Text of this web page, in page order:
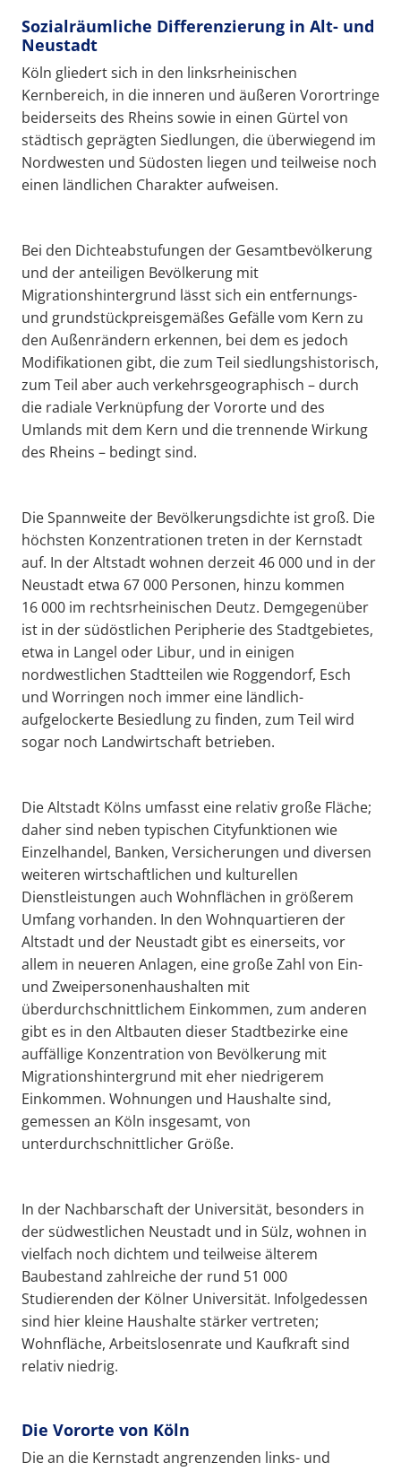
Sozialräumliche Differenzierung in Alt- und
Neustadt
Köln gliedert sich in den linksrheinischen
Kernbereich, in die inneren und äußeren Vorortringe
beiderseits des Rheins sowie in einen Gürtel von
städtisch geprägten Siedlungen, die überwiegend im
Nordwesten und Südosten liegen und teilweise noch
einen ländlichen Charakter aufweisen.
Bei den Dichteabstufungen der Gesamtbevölkerung
und der anteiligen Bevölkerung mit
Migrationshintergrund lässt sich ein entfernungs-
und grundstückpreisgemäßes Gefälle vom Kern zu
den Außenrändern erkennen, bei dem es jedoch
Modifikationen gibt, die zum Teil siedlungshistorisch,
zum Teil aber auch verkehrsgeographisch – durch
die radiale Verknüpfung der Vororte und des
Umlands mit dem Kern und die trennende Wirkung
des Rheins – bedingt sind.
Die Spannweite der Bevölkerungsdichte ist groß. Die
höchsten Konzentrationen treten in der Kernstadt
auf. In der Altstadt wohnen derzeit 46 000 und in der
Neustadt etwa 67 000 Personen, hinzu kommen
16 000 im rechtsrheinischen Deutz. Demgegenüber
ist in der südöstlichen Peripherie des Stadtgebietes,
etwa in Langel oder Libur, und in einigen
nordwestlichen Stadtteilen wie Roggendorf, Esch
und Worringen noch immer eine ländlich-
aufgelockerte Besiedlung zu finden, zum Teil wird
sogar noch Landwirtschaft betrieben.
Die Altstadt Kölns umfasst eine relativ große Fläche;
daher sind neben typischen Cityfunktionen wie
Einzelhandel, Banken, Versicherungen und diversen
weiteren wirtschaftlichen und kulturellen
Dienstleistungen auch Wohnflächen in größerem
Umfang vorhanden. In den Wohnquartieren der
Altstadt und der Neustadt gibt es einerseits, vor
allem in neueren Anlagen, eine große Zahl von Ein-
und Zweipersonenhaushalten mit
überdurchschnittlichem Einkommen, zum anderen
gibt es in den Altbauten dieser Stadtbezirke eine
auffällige Konzentration von Bevölkerung mit
Migrationshintergrund mit eher niedrigerem
Einkommen. Wohnungen und Haushalte sind,
gemessen an Köln insgesamt, von
unterdurchschnittlicher Größe.
In der Nachbarschaft der Universität, besonders in
der südwestlichen Neustadt und in Sülz, wohnen in
vielfach noch dichtem und teilweise älterem
Baubestand zahlreiche der rund 51 000
Studierenden der Kölner Universität. Infolgedessen
sind hier kleine Haushalte stärker vertreten;
Wohnfläche, Arbeitslosenrate und Kaufkraft sind
relativ niedrig.
Die Vororte von Köln
Die an die Kernstadt angrenzenden links- und